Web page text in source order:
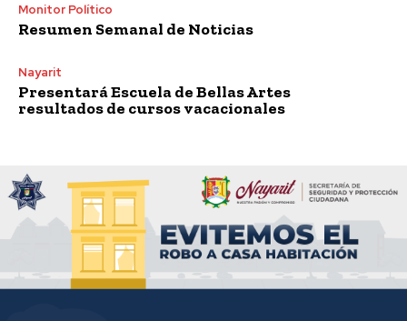
Monitor Político
Resumen Semanal de Noticias
Nayarit
Presentará Escuela de Bellas Artes
resultados de cursos vacacionales